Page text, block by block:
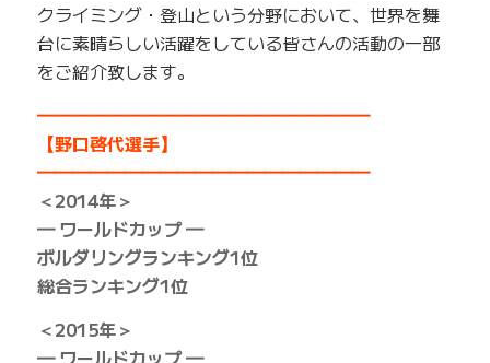
クライミング・登山という分野において、世界を舞
台に素晴らしい活躍をしている皆さんの活動の一部
をご紹介致します。
━━━━━━━━━━━━━━━━━━━
【野口啓代選手】
━━━━━━━━━━━━━━━━━━━
＜2014年＞
━ ワールドカップ ━
ボルダリングランキング1位
総合ランキング1位
＜2015年＞
━ ワールドカップ ━